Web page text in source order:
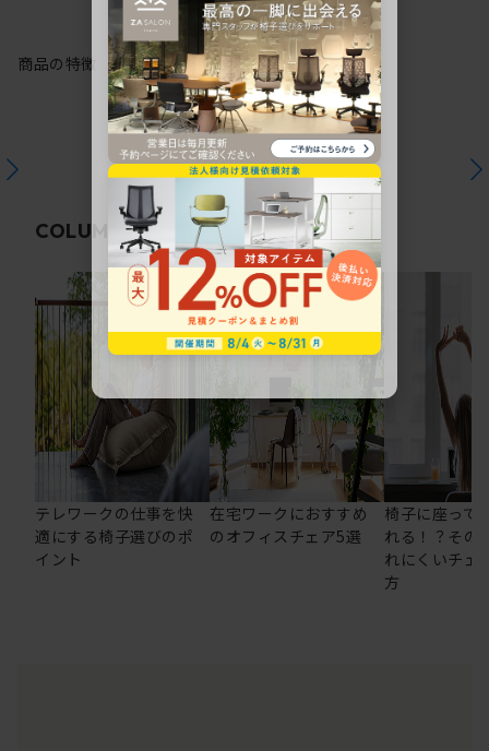
商品の特徴
COLUMN 関連コラム
テレワークの仕事を快
適にする椅子選びのポ
イント
在宅ワークにおすすめ
のオフィスチェア5選
椅子に座って
れる！？その
れにくいチェ
方